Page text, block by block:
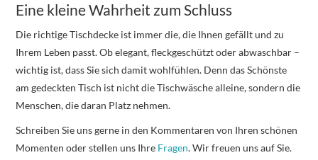
Eine kleine Wahrheit zum Schluss
Die richtige Tischdecke ist immer die, die Ihnen gefällt und zu
Ihrem Leben passt. Ob elegant, fleckgeschützt oder abwaschbar –
wichtig ist, dass Sie sich damit wohlfühlen. Denn das Schönste
am gedeckten Tisch ist nicht die Tischwäsche alleine, sondern die
Menschen, die daran Platz nehmen.
Schreiben Sie uns gerne in den Kommentaren von Ihren schönen
Momenten oder stellen uns Ihre Fragen. Wir freuen uns auf Sie.